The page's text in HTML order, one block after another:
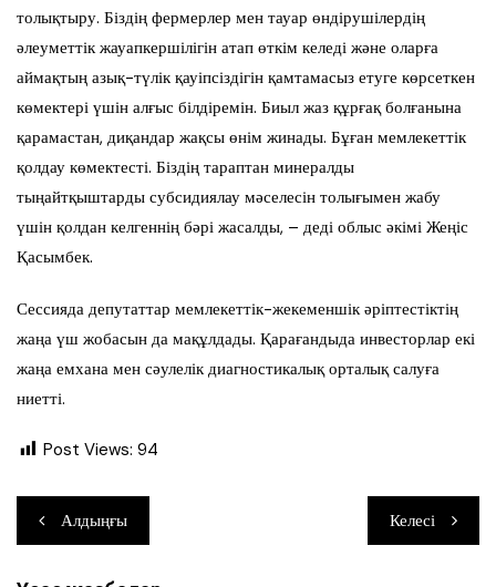
толықтыру. Біздің фермерлер мен тауар өндірушілердің
әлеуметтік жауапкершілігін атап өткім келеді және оларға
аймақтың азық-түлік қауіпсіздігін қамтамасыз етуге көрсеткен
көмектері үшін алғыс білдіремін. Биыл жаз құрғақ болғанына
қарамастан, диқандар жақсы өнім жинады. Бұған мемлекеттік
қолдау көмектесті. Біздің тараптан минералды
тыңайтқыштарды субсидиялау мәселесін толығымен жабу
үшін қолдан келгеннің бәрі жасалды, – деді облыс әкімі Жеңіс
Қасымбек.
Сессияда депутаттар мемлекеттік-жекеменшік әріптестіктің
жаңа үш жобасын да мақұлдады. Қарағандыда инвесторлар екі
жаңа емхана мен сәулелік диагностикалық орталық салуға
ниетті.
Post Views: 94
Навигация
по
Алдыңғы Келесі